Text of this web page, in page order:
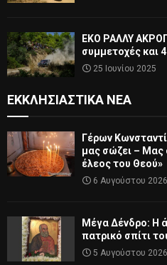
ΕΚΟ ΡΑΛΛΥ
συμμετοχές και
25 Ιουνίου 2025
ΕΚΚΛΗΣΙΑΣΤΙΚΆ ΝΈΑ
Γέρων
μας σώζει – Μας
έλεος του Θεού»
6 Αυγούστου 2026
Μέγα Δένδρο: Η
πατρικό σπίτι
5 Αυγούστου 2026